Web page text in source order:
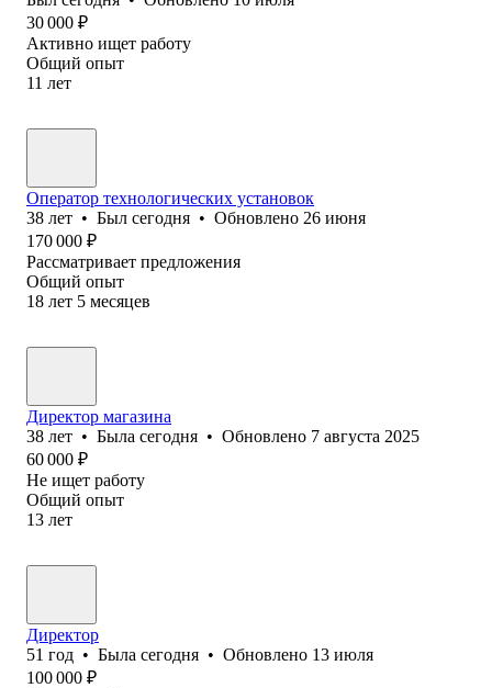
30 000 ₽
Активно ищет работу
Общий опыт
11 лет
Оператор технологических установок
38 лет • Был сегодня • Обновлено 26 июня
170 000 ₽
Рассматривает предложения
Общий опыт
18 лет 5 месяцев
Директор магазина
38 лет • Была сегодня • Обновлено 7 августа 2025
60 000 ₽
Не ищет работу
Общий опыт
13 лет
Директор
51 год • Была сегодня • Обновлено 13 июля
100 000 ₽